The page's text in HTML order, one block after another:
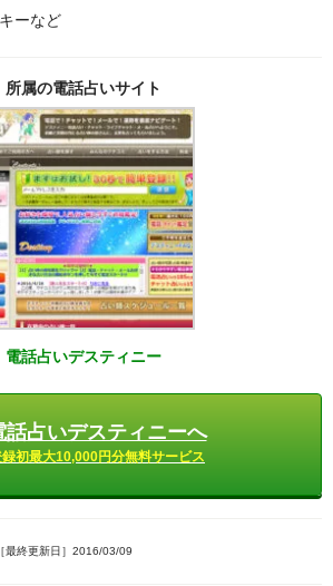
ーなど
所属の電話占いサイト
電話占いデスティニー
占いデスティニーへ
初最大10,000円分無料サービス
終更新日］2016/03/09